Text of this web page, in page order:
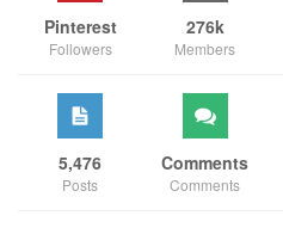
Pinterest
Followers
276k
Members
5,476
Posts
Comments
Comments